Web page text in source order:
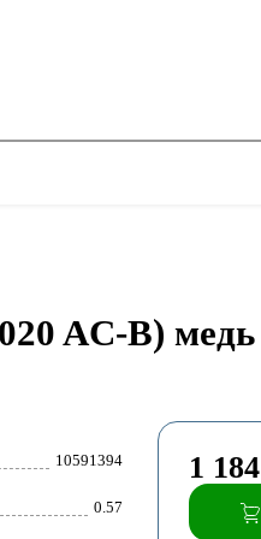
AC-B) медь
10591394
0.57
1 184